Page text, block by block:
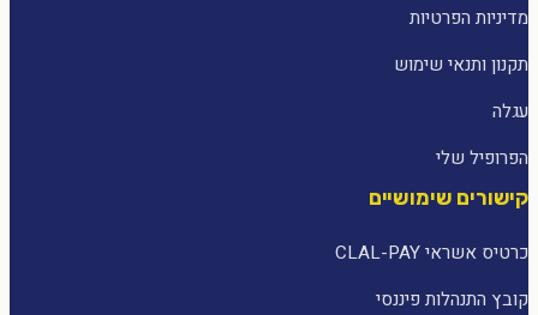
מדיניות הפרטיות
תקנון ותנאי שימוש
עגלה
הפרופיל שלי
קישורים שימושיים
כרטיס אשראי CLAL-PAY
קובץ התנהלות פיננסי